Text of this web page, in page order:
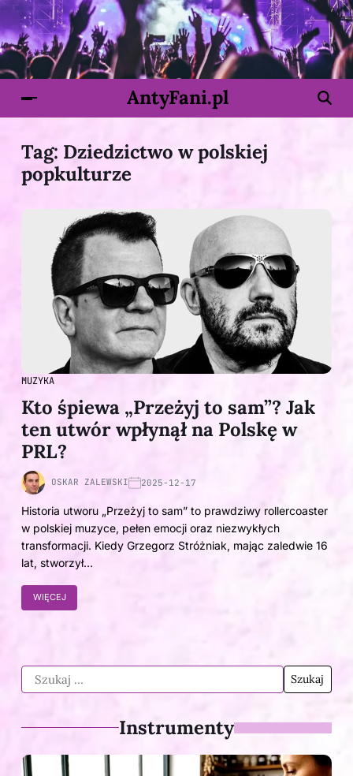
AntyFani.pl
Tag: Dziedzictwo w polskiej
popkulturze
MUZYKA
Kto śpiewa „Przeżyj to sam”? Jak
ten utwór wpłynął na Polskę w
PRL?
OSKAR ZALEWSKI 2025-12-17
Historia utworu „Przeżyj to sam” to prawdziwy rollercoaster
w polskiej muzyce, pełen emocji oraz niezwykłych
transformacji. Kiedy Grzegorz Stróżniak, mając zaledwie 16
lat, stworzył…
WIĘCEJ
Instrumenty